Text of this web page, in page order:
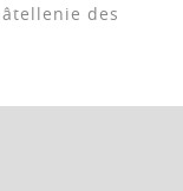
des